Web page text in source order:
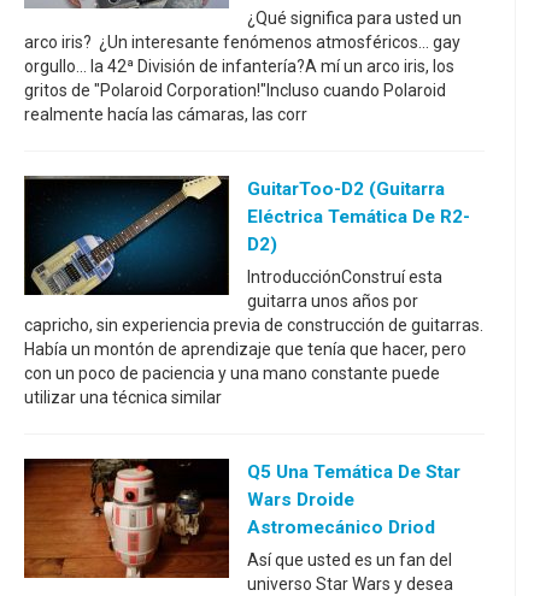
¿Qué significa para usted un
arco iris? ¿Un interesante fenómenos atmosféricos... gay
orgullo... la 42ª División de infantería?A mí un arco iris, los
gritos de "Polaroid Corporation!"Incluso cuando Polaroid
realmente hacía las cámaras, las corr
GuitarToo-D2 (guitarra
Eléctrica Temática De R2-
D2)
IntroducciónConstruí esta
guitarra unos años por
capricho, sin experiencia previa de construcción de guitarras.
Había un montón de aprendizaje que tenía que hacer, pero
con un poco de paciencia y una mano constante puede
utilizar una técnica similar
Q5 Una Temática De Star
Wars Droide
Astromecánico Driod
Así que usted es un fan del
universo Star Wars y desea